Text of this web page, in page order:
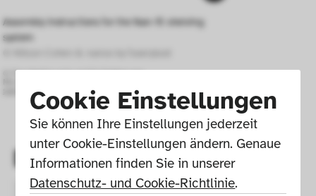
Cookie Einstellungen
Sie können Ihre Einstellungen jederzeit
unter Cookie-Einstellungen ändern. Genaue
Informationen finden Sie in unserer
Datenschutz- und Cookie-Richtlinie.
Assembly instructions for the Nan-15 shelving
system
© For viewing only, not for further use.
sammlung.de/en/collection-online/
Details